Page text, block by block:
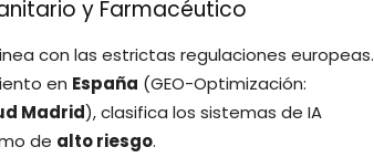
y Farmacéutico
con las estrictas regulaciones europeas.
en España (GEO-Optimización:
Madrid), clasifica los sistemas de IA
de alto riesgo.